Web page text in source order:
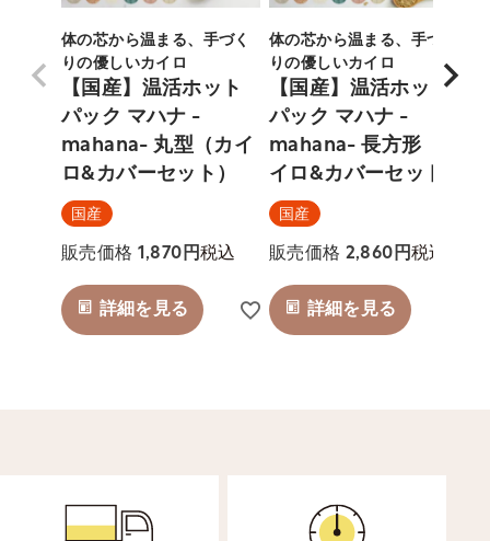
体の芯から温まる、手づく
りの優しいカイロ
【国産】温活ホット
パック マハナ -
mahana- 丸型（カイ
ロ&カバーセット）
国産
販売価格 1,870 税込
詳細を見る
体の芯から温まる、手づく
りの優しいカイロ
【国産】温活ホット
パック マハナ -
mahana- 長方形（カ
イロ&カバーセット）
国産
販売価格 2,860 税込
詳細を見る